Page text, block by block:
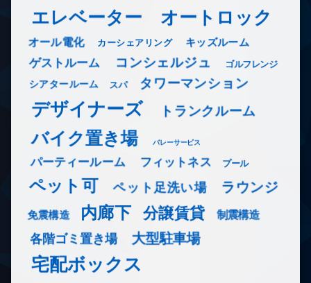
エレベーター オートロック
オール電化 カーシェアリング キッズルーム
ゲストルーム コンシェルジュ ゴルフレンジ
シアタールーム スパ タワーマンション
デザイナーズ トランクルーム
バイク置き場 バレーサービス
パーティールーム フィットネス プール
ペット可 ペット足洗い場 ラウンジ
免震構造 内廊下 分譲賃貸 制震構造
各階ゴミ置き場 大型駐車場
宅配ボックス